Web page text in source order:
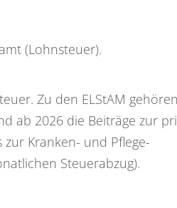
(Lohnsteuer).
Zu den ELStAM
ab 2026 die Beiträge zur
Kranken- und Pflege-
Steuerabzug).